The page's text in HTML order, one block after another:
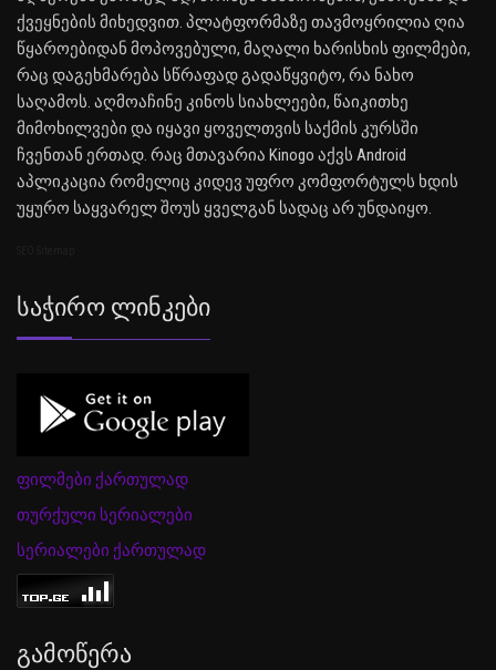
ქვეყნების მიხედვით. პლატფორმაზე თავმოყრილია ღია
წყაროებიდან მოპოვებული, მაღალი ხარისხის ფილმები,
რაც დაგეხმარება სწრაფად გადაწყვიტო, რა ნახო
საღამოს. აღმოაჩინე კინოს სიახლეები, წაიკითხე
მიმოხილვები და იყავი ყოველთვის საქმის კურსში
ჩვენთან ერთად. რაც მთავარია Kinogo აქვს Android
აპლიკაცია რომელიც კიდევ უფრო კომფორტულს ხდის
უყურო საყვარელ შოუს ყველგან სადაც არ უნდაიყო.
Საჭირო Ლინკები
ფილმები ქართულად
თურქული სერიალები
სერიალები ქართულად
Გამოწერა